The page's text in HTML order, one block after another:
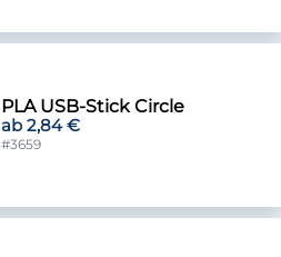
PLA USB-Stick Circle
ab 2,84 €
#3659